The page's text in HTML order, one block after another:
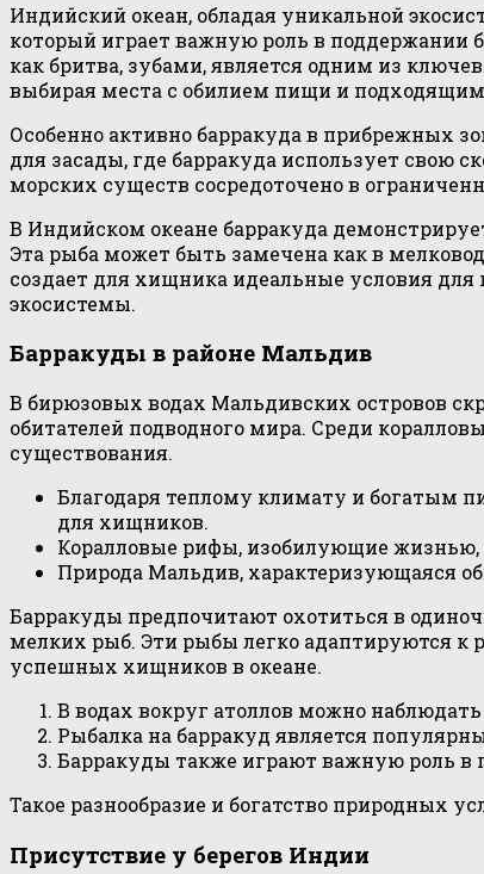
Индийский океан, обладая уникальной
который играет важную роль в поддержании
как бритва, зубами, является одним из
выбирая места с обилием пищи и
Особенно активно барракуда в прибрежных
для засады, где барракуда использует свою
морских существ сосредоточено в
В Индийском океане барракуда
Эта рыба может быть замечена как в
создает для хищника идеальные условия для
экосистемы.
Барракуды в районе Мальдив
В бирюзовых водах Мальдивских островов
обитателей подводного мира. Среди
существования.
Благодаря теплому климату и богатым
для хищников.
Коралловые рифы, изобилующие жизнью,
Природа Мальдив, характеризующаяся
Барракуды предпочитают охотиться в
мелких рыб. Эти рыбы легко адаптируются к
успешных хищников в океане.
В водах вокруг атоллов можно
Рыбалка на барракуд является
Барракуды также играют важную роль в
Такое разнообразие и богатство
Присутствие у берегов Индии